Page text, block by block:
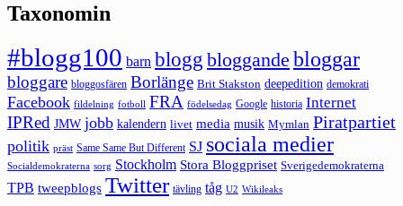
Taxonomin
#blogg100 barn blogg bloggande bloggar
bloggare bloggosfären Borlänge Brit Stakston deepedition demokrati
Facebook fildelning fotboll FRA födelsedag Google historia Internet
IPRed JMW jobb kalendern livet media musik Mymlan Piratpartiet
politik präst Same Same But Different SJ sociala medier
Socialdemokraterna sorg Stockholm Stora Bloggpriset Sverigedemokraterna
TPB tweepblogs Twitter tävling tåg U2 Wikileaks